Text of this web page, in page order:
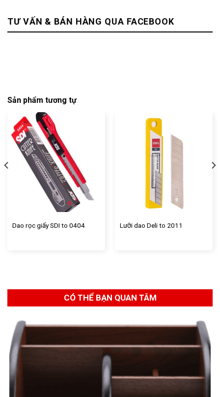
TƯ VẤN & BÁN HÀNG QUA FACEBOOK
Sản phẩm tương tự
Dao rọc giấy SDI to 0404 Lưỡi dao Deli to 2011
CÓ THỂ BẠN QUAN TÂM